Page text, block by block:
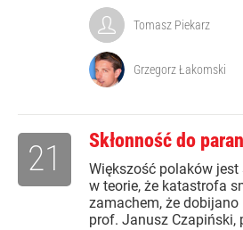
Tomasz Piekarz
Grzegorz Łakomski
Skłonność do
Większość polaków jest
w teorie, że katastrofa
zamachem, że
prof. Janusz Czapiński,
21